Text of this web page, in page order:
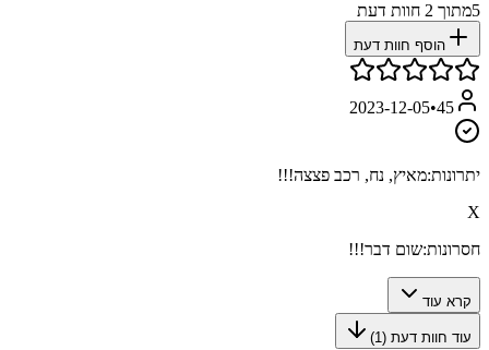
5מתוך 2 חוות דעת
הוסף חוות דעת
45
•
2023-12-05
יתרונות:מאיץ, נח, רכב פצצה!!!
X
חסרונות:שום דבר!!!
קרא עוד
עוד חוות דעת (1
)